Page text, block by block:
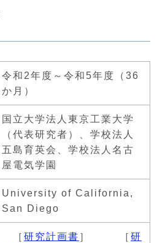
令和2年度～令和5年度（36
か月）
国立大学法人東京工業大学
（代表研究者）、学校法人
五島育英会、学校法人名古
屋電気学園
University of California,
San Diego
［ 研究計画書 ］ ［ 研